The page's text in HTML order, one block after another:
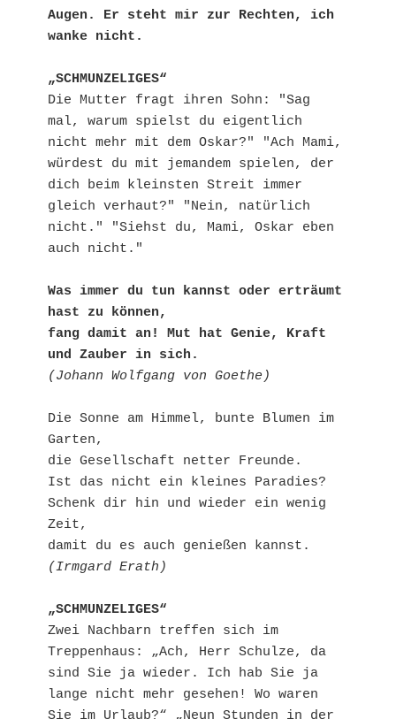
Augen. Er steht mir zur Rechten, ich
wanke nicht.
„SCHMUNZELIGES“
Die Mutter fragt ihren Sohn: "Sag
mal, warum spielst du eigentlich
nicht mehr mit dem Oskar?" "Ach Mami,
würdest du mit jemandem spielen, der
dich beim kleinsten Streit immer
gleich verhaut?" "Nein, natürlich
nicht." "Siehst du, Mami, Oskar eben
auch nicht."
Was immer du tun kannst oder erträumt
hast zu können,
fang damit an! Mut hat Genie, Kraft
und Zauber in sich.
(Johann Wolfgang von Goethe)
Die Sonne am Himmel, bunte Blumen im
Garten,
die Gesellschaft netter Freunde.
Ist das nicht ein kleines Paradies?
Schenk dir hin und wieder ein wenig
Zeit,
damit du es auch genießen kannst.
(Irmgard Erath)
„SCHMUNZELIGES“
Zwei Nachbarn treffen sich im
Treppenhaus: „Ach, Herr Schulze, da
sind Sie ja wieder. Ich hab Sie ja
lange nicht mehr gesehen! Wo waren
Sie im Urlaub?“ „Neun Stunden in der